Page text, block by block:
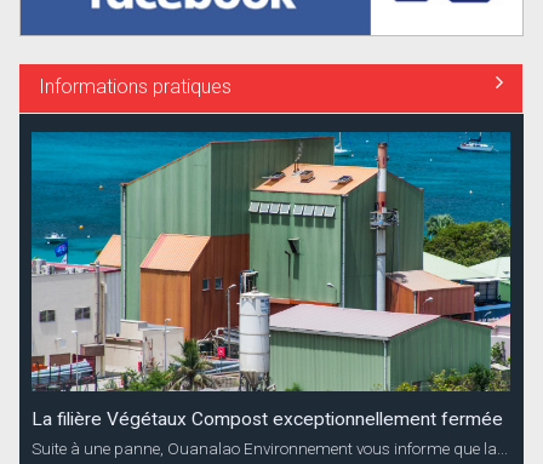
Informations pratiques
La filière Végétaux Compost exceptionnellement fermée
Suite à une panne, Ouanalao Environnement vous informe que la...